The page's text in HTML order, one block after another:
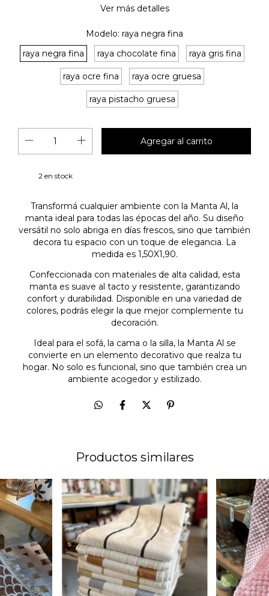
Ver más detalles
Modelo: raya negra fina
raya negra fina
raya chocolate fina raya gris fina
raya ocre fina raya ocre gruesa
raya pistacho gruesa
2 en stock
Transformá cualquier ambiente con la Manta Al, la
manta ideal para todas las épocas del año. Su diseño
versátil no solo abriga en días frescos, sino que también
decora tu espacio con un toque de elegancia. La
medida es 1,50X1,90.
Confeccionada con materiales de alta calidad, esta
manta es suave al tacto y resistente, garantizando
confort y durabilidad. Disponible en una variedad de
colores, podrás elegir la que mejor complemente tu
decoración.
Ideal para el sofá, la cama o la silla, la Manta Al se
convierte en un elemento decorativo que realza tu
hogar. No solo es funcional, sino que también crea un
ambiente acogedor y estilizado.
Productos similares